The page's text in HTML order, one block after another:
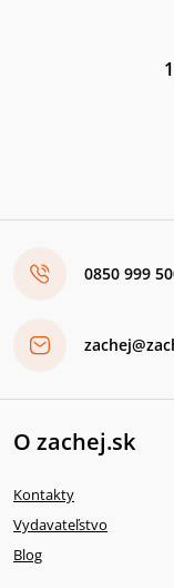
0850 999
O zachej.sk
Kontakty
Vydavateľstvo
Blog